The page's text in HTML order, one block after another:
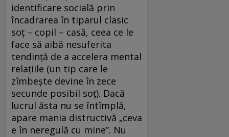
identificare socială prin
încadrarea în tiparul clasic
soţ – copil – casă, ceea ce le
face să aibă nesuferita
tendinţă de a accelera mental
relaţiile (un tip care le
zîmbeşte devine în zece
secunde posibil soţ). Dacă
lucrul ăsta nu se întîmplă,
apare mania distructivă „ceva
e în neregulă cu mine”. Nu